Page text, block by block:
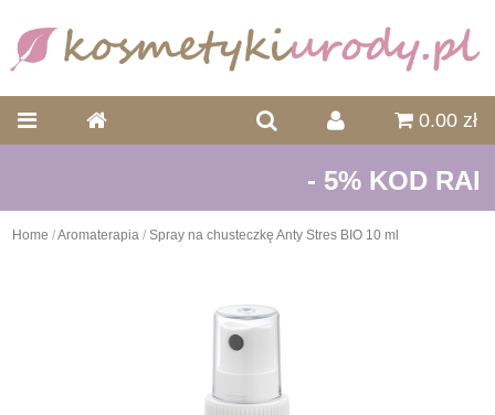
0.00 zł
- 5% KOD
Home /Aromaterapia / Spray na chusteczkę Anty Stres BIO 10 ml